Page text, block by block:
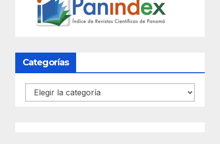
Categorías
Categorías